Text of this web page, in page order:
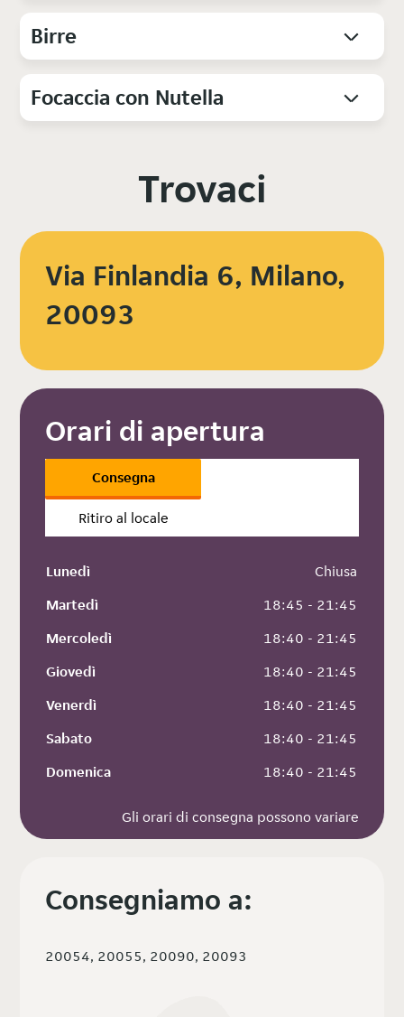
Birre
Focaccia con Nutella
Trovaci
Via Finlandia 6, Milano,
20093
Orari di apertura
Consegna
Ritiro al locale
Lunedì
Chiusa
Martedì
18:45 - 21:45
Mercoledì
18:40 - 21:45
Giovedì
18:40 - 21:45
Venerdì
18:40 - 21:45
Sabato
18:40 - 21:45
Domenica
18:40 - 21:45
Gli orari di consegna possono variare
Consegniamo a:
20054, 20055, 20090, 20093